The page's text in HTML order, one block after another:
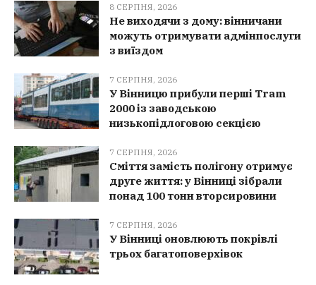
8 СЕРПНЯ, 2026
Не виходячи з дому: вінничани
можуть отримувати адмінпослуги
з виїздом
7 СЕРПНЯ, 2026
У Вінницю прибули перші Tram
2000 із заводською
низькопідлоговою секцією
7 СЕРПНЯ, 2026
Сміття замість полігону отримує
друге життя: у Вінниці зібрали
понад 100 тонн вторсировини
7 СЕРПНЯ, 2026
У Вінниці оновлюють покрівлі
трьох багатоповерхівок